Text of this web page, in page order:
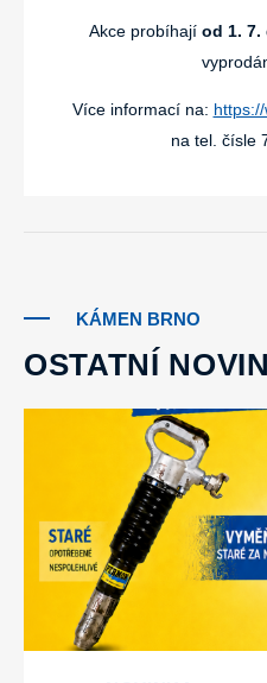
Akce probíhají od 1. 7.
Více informací na:
na tel. čísle
KÁMEN BRNO
OSTATNÍ